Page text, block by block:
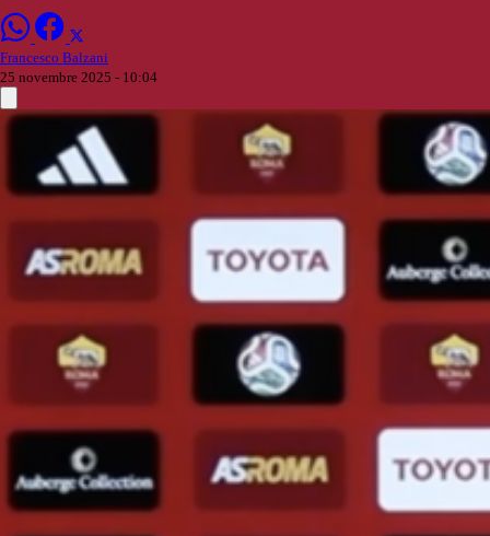
Francesco Balzani
25 novembre 2025 - 10:04